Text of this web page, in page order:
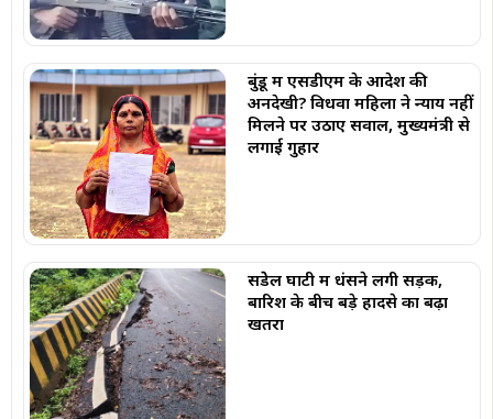
बुंडू में एसडीएम के आदेश की
अनदेखी? विधवा महिला ने न्याय नहीं
मिलने पर उठाए सवाल, मुख्यमंत्री से
लगाई गुहार
सेंडेेल घाटी में धंसने लगी सड़क,
बारिश के बीच बड़े हादसे का बढ़ा
खतरा